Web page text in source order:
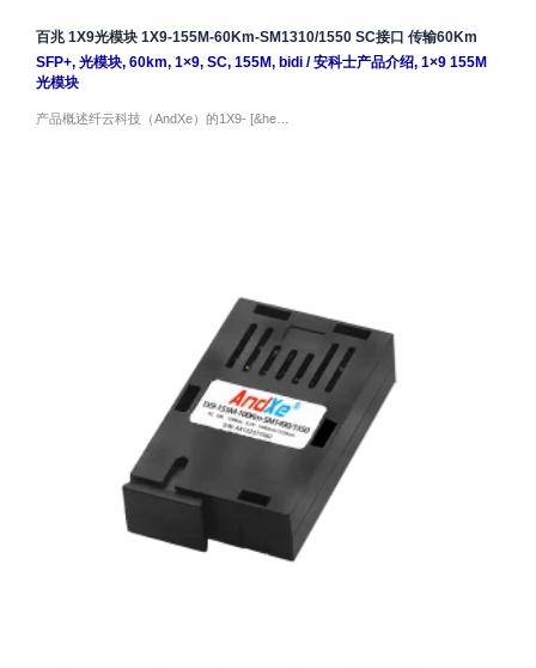
百兆 1X9光模块 1X9-155M-60Km-SM1310/1550 SC接口 传输60Km
SFP+, 光模块, 60km, 1×9, SC, 155M, bidi/安科士产品介绍, 1×9 155M
光模块
产品概述纤云科技（AndXe）的1X9- [&he…